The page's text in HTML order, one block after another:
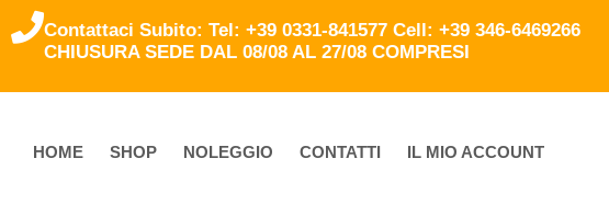
Contattaci Subito: Tel: +39 0331-841577 Cell: +39 346-6469266
CHIUSURA SEDE DAL 08/08 AL 27/08 COMPRESI
HOME SHOP NOLEGGIO CONTATTI IL MIO ACCOUNT